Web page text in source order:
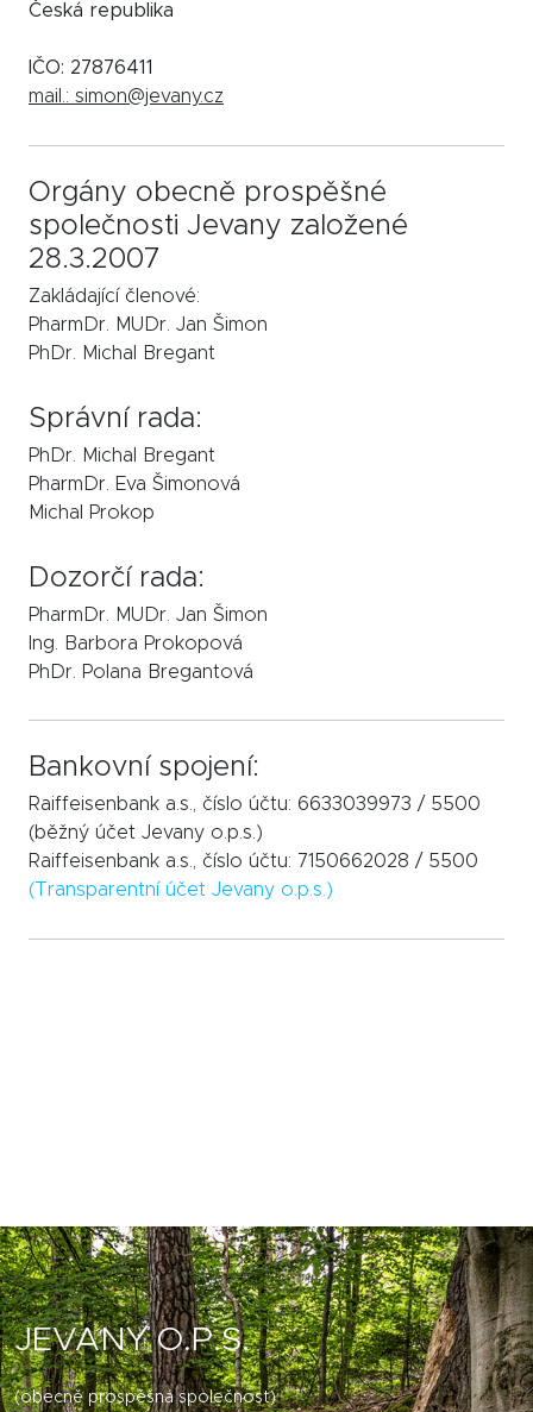
Česká republika
IČO: 27876411
mail.: simon@jevany.cz
Orgány obecně prospěšné
společnosti Jevany založené
28.3.2007
Zakládající členové:
PharmDr. MUDr. Jan Šimon
PhDr. Michal Bregant
Správní rada:
PhDr. Michal Bregant
PharmDr. Eva Šimonová
Michal Prokop
Dozorčí rada:
PharmDr. MUDr. Jan Šimon
Ing. Barbora Prokopová
PhDr. Polana Bregantová
Bankovní spojení:
Raiffeisenbank a.s., číslo účtu: 6633039973 / 5500
(běžný účet Jevany o.p.s.)
Raiffeisenbank a.s., číslo účtu: 7150662028 / 5500
(Transparentní účet Jevany o.p.s.)
JEVANY O.P.S.
(obecně prospěšná společnost)